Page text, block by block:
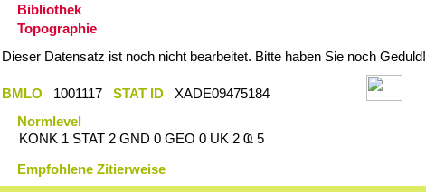
Bibliothek
Topographie
Dieser Datensatz ist noch nicht bearbeitet. Bitte haben Sie noch Geduld!
BMLO 1001117 STAT ID
XADE09475184
Normlevel
KONK 1 STAT 2 GND 0 GEO 0 UK 2 Ҩ 5
Empfohlene Zitierweise